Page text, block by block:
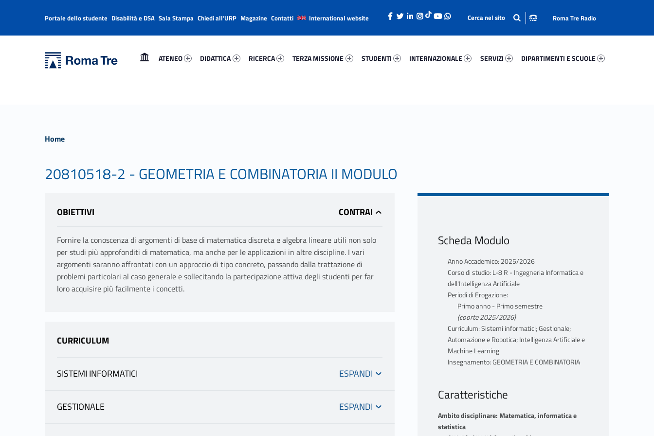
Università Roma Tre
ATENEO
DIDATTICA
RICERCA
TERZA MISSIONE
STUDENTI
INTERNAZIONALE
SERVIZI
DIPARTIMENTI E SCUOLE
Header info sidebar
Portale dello studente Disabilità e DSA Sala Stampa Chiedi all’URP Magazine Contatti International website Roma Tre Radio
Home
20810518-2 - GEOMETRIA E COMBINATORIA II MODULO
OBIETTIVI
Fornire la conoscenza di argomenti di base di matematica discreta e algebra lineare utili non solo
per studi più approfonditi di matematica, ma anche per le applicazioni in altre discipline. I vari
argomenti saranno affrontati con un approccio di tipo concreto, passando dalla trattazione di
problemi particolari al caso generale e sollecitando la partecipazione attiva degli studenti per far
loro acquisire più facilmente i concetti.
CURRICULUM
SISTEMI INFORMATICI
GESTIONALE
Scheda Modulo
Anno Accademico: 2025/2026
Corso di studio: L-8 R - Ingegneria Informatica e
dell'Intelligenza Artificiale
Periodi di Erogazione:
Primo anno - Primo semestre
(coorte 2025/2026)
Curriculum: Sistemi informatici; Gestionale;
Automazione e Robotica; Intelligenza Artificiale e
Machine Learning
Insegnamento: GEOMETRIA E COMBINATORIA
Caratteristiche
Ambito disciplinare: Matematica, informatica e
statistica